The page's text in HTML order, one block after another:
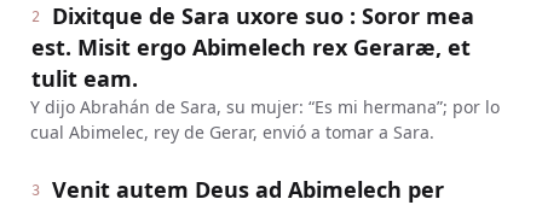
2
Dixitque de Sara uxore suo : Soror mea
est. Misit ergo Abimelech rex Geraræ, et
tulit eam.
Y dijo Abrahán de Sara, su mujer: “Es mi hermana”; por lo
cual Abimelec, rey de Gerar, envió a tomar a Sara.
3
Venit autem Deus ad Abimelech per